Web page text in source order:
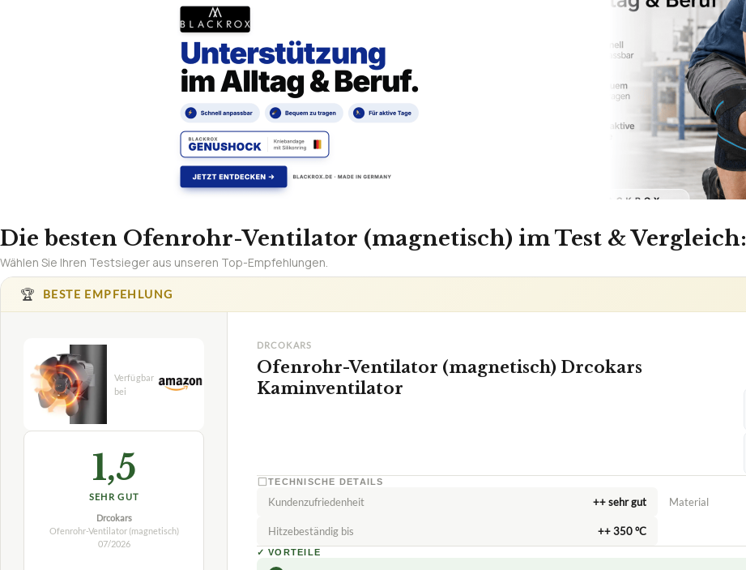
Die besten Ofenrohr-Ventilator (magnetisch) im Test & Vergleich:
Wählen Sie Ihren Testsieger aus unseren Top-Empfehlungen.
🏆 BESTE EMPFEHLUNG
1,5
SEHR GUT
Drcokars
Ofenrohr-Ventilator (magnetisch)
07/2026
DRCOKARS
Ofenrohr-Ventilator (magnetisch) Drcokars
Kaminventilator
TECHNISCHE DETAILS
Kundenzufriedenheit ++ sehr gut Material
Hitzebeständig bis ++ 350 °C
✓ VORTEILE